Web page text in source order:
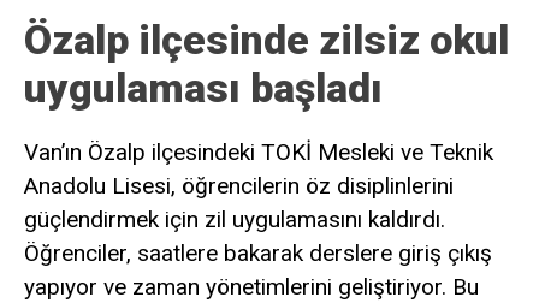
Özalp ilçesinde zilsiz okul
uygulaması başladı
Van’ın Özalp ilçesindeki TOKİ Mesleki ve Teknik
Anadolu Lisesi, öğrencilerin öz disiplinlerini
güçlendirmek için zil uygulamasını kaldırdı.
Öğrenciler, saatlere bakarak derslere giriş çıkış
yapıyor ve zaman yönetimlerini geliştiriyor. Bu